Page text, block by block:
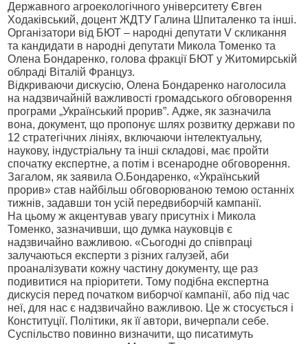
Державного агроекологічного університету Євген
Ходаківський, доцент ЖДТУ Галина Шпиталенко та інші.
Організатори від БЮТ – народні депутати V скликання
та кандидати в народні депутати Микола Томенко та
Олена Бондаренко, голова фракції БЮТ у Житомирській
облраді Віталій Француз.
Відкриваючи дискусію, Олена Бондаренко наголосила
на надзвичайній важливості громадського обговорення
програми „Український прорив”. Адже, як зазначила
вона, документ, що пропонує шлях розвитку держави по
12 стратегічних лініях, включаючи інтелектуальну,
наукову, індустріальну та інші складові, має пройти
спочатку експертне, а потім і всенародне обговорення.
Загалом, як заявила О.Бондаренко, «Український
прорив» став найбільш обговорюваною темою останніх
тижнів, задавши тон усій передвиборчій кампанії.
На цьому ж акцентував увагу присутніх і Микола
Томенко, зазначивши, що думка науковців є
надзвичайно важливою. «Сьогодні до співпраці
залучаються експерти з різних галузей, аби
проаналізувати кожну частину документу, ще раз
подивитися на пріоритети. Тому подібна експертна
дискусія перед початком виборчої кампанії, або під час
неї, для нас є надзвичайно важливою. Це ж стосується і
Конституції. Політики, як її автори, вичерпали себе.
Суспільство повинно визначити, що писатимуть